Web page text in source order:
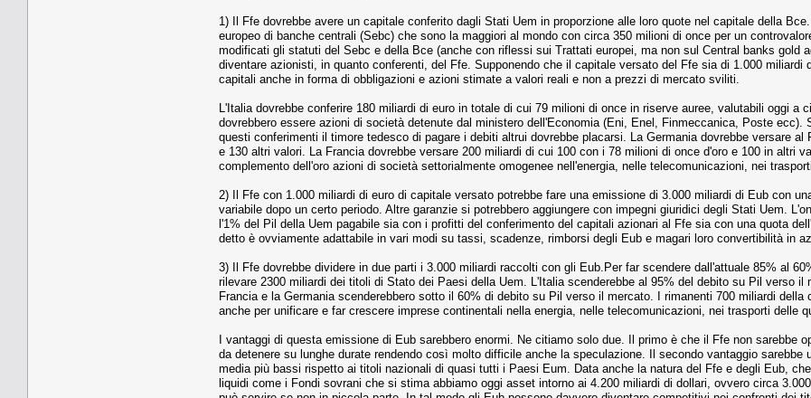
1) Il Ffe dovrebbe avere un capitale conferito dagli Stati Uem in proporzione alle loro quote nel capitale della
europeo di banche centrali (Sebc) che sono la maggiori al mondo con circa 350 milioni di once per un
modificati gli statuti del Sebc e della Bce (anche con riflessi sui Trattati europei, ma non sul Central banks gold
diventare azionisti, in quanto conferenti, del Ffe. Supponendo che il capitale versato del Ffe sia di 1.000
capitali anche in forma di obbligazioni e azioni stimate a valori reali e non a prezzi di mercato sviliti.
L'Italia dovrebbe conferire 180 miliardi di euro in totale di cui 79 milioni di once in riserve auree, valutabili oggi
dovrebbero essere azioni di società detenute dal ministero dell'Economia (Eni, Enel, Finmeccanica, Poste
questi conferimenti il timore tedesco di pagare i debiti altrui dovrebbe placarsi. La Germania dovrebbe versare
e 130 altri valori. La Francia dovrebbe versare 200 miliardi di cui 100 con i 78 milioni di once d'oro e 100 in altri
complemento dell'oro azioni di società settorialmente omogenee nell'energia, nelle telecomunicazioni, nei trasporti.
2) Il Ffe con 1.000 miliardi di euro di capitale versato potrebbe fare una emissione di 3.000 miliardi di Eub con
variabile dopo un certo periodo. Altre garanzie si potrebbero aggiungere con impegni giuridici degli Stati Uem.
l'1% del Pil della Uem pagabile sia con i profitti del conferimento del capitali azionari al Ffe sia con una quota
detto è ovviamente adattabile in vari modi su tassi, scadenze, rimborsi degli Eub e magari loro convertibilità in
3) Il Ffe dovrebbe dividere in due parti i 3.000 miliardi raccolti con gli Eub.Per far scendere dall'attuale 85% al
rilevare 2300 miliardi dei titoli di Stato dei Paesi della Uem. L'Italia scenderebbe al 95% del debito su Pil verso
Francia e la Germania scenderebbero sotto il 60% di debito su Pil verso il mercato. I rimanenti 700 miliardi
anche per unificare e far crescere imprese continentali nella energia, nelle telecomunicazioni, nei trasporti delle
I vantaggi di questa emissione di Eub sarebbero enormi. Ne citiamo solo due. Il primo è che il Ffe non sarebbe
da detenere su lunghe durate rendendo così molto difficile anche la speculazione. Il secondo vantaggio
media più bassi rispetto ai titoli nazionali di quasi tutti i Paesi Eum. Data anche la natura del Ffe e degli Eub,
liquidi come i Fondi sovrani che si stima abbiamo oggi asset intorno ai 4.200 miliardi di dollari, ovvero circa